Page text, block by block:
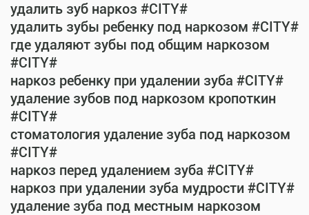
удалить зуб наркоз #CITY#
удалить зубы ребенку под наркозом #CITY#
где удаляют зубы под общим наркозом
#CITY#
наркоз ребенку при удалении зуба #CITY#
удаление зубов под наркозом кропоткин
#CITY#
стоматология удаление зуба под наркозом
#CITY#
наркоз перед удалением зуба #CITY#
наркоз при удалении зуба мудрости #CITY#
удаление зуба под местным наркозом